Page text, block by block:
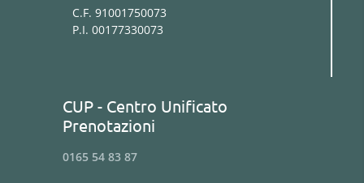
C.F. 91001750073
P.I. 00177330073
CUP - Centro Unificato
Prenotazioni
0165 54 83 87